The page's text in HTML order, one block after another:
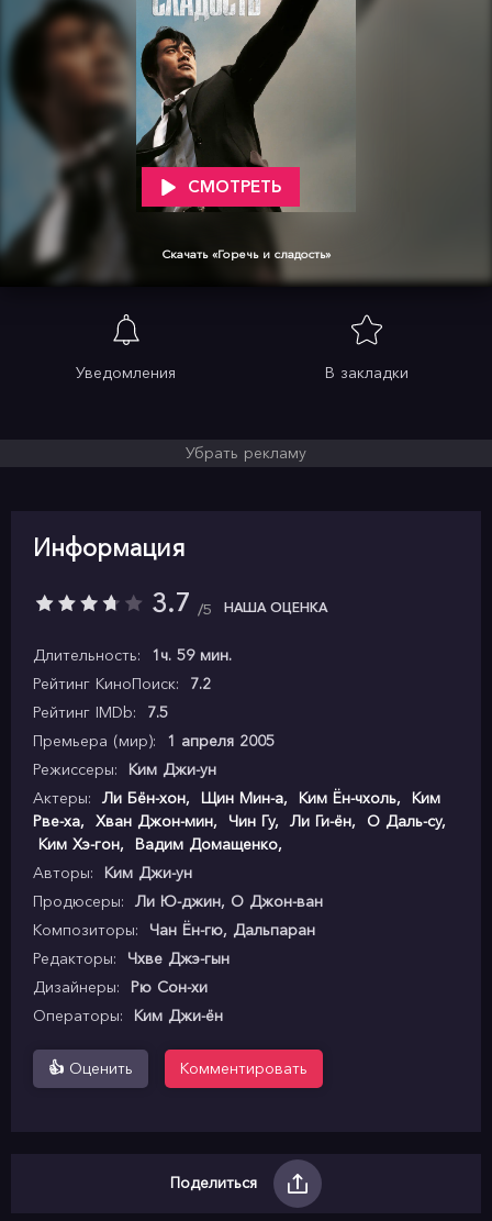
СМОТРЕТЬ
Скачать «Горечь и сладость»
Уведомления В закладки
Убрать рекламу
Информация
3.7 5 НАША ОЦЕНКА
Длительность:
1ч. 59 мин.
Рейтинг КиноПоиск:
7.2
Рейтинг IMDb:
7.5
Премьера (мир):
1 апреля 2005
Режиссеры:
Ким Джи-ун
Актеры:
Ли Бён-хон, Щин Мин-а, Ким Ён-чхоль,
Ким
Рве-ха, Хван Джон-мин, Чин Гу, Ли Ги-ён, О Даль-су,
Ким Хэ-гон, Вадим Домащенко,
Авторы:
Ким Джи-ун
Продюсеры:
Ли Ю-джин, О Джон-ван
Композиторы:
Чан Ён-гю, Дальпаран
Редакторы:
Чхве Джэ-гын
Дизайнеры:
Рю Сон-хи
Операторы:
Ким Джи-ён
👍 Оценить Комментировать
Поделиться